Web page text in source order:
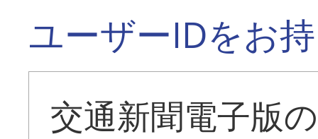
ユーザーIDをお
交通新聞電子版